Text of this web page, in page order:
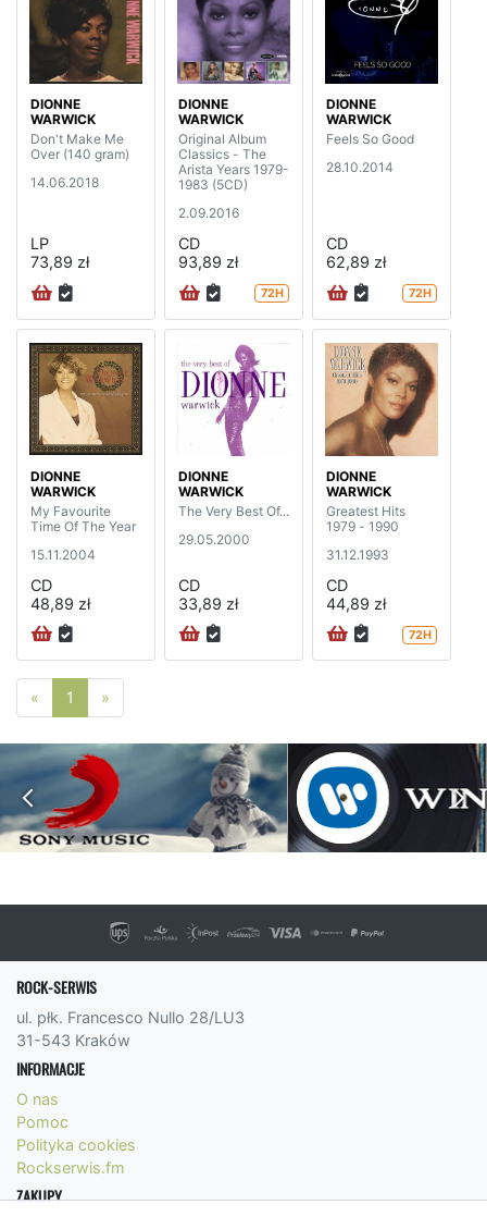
DIONNE
WARWICK
Don't Make Me
Over (140 gram)
14.06.2018
LP
73,89 zł
DIONNE
WARWICK
Original Album
Classics - The
Arista Years 1979-
1983 (5CD)
2.09.2016
CD
93,89 zł
72H
DIONNE
WARWICK
Feels So Good
28.10.2014
CD
62,89 zł
72H
DIONNE
WARWICK
My Favourite
Time Of The Year
15.11.2004
CD
48,89 zł
DIONNE
WARWICK
The Very Best Of...
29.05.2000
CD
33,89 zł
DIONNE
WARWICK
Greatest Hits
1979 - 1990
31.12.1993
CD
44,89 zł
72H
« Poprzednia strona
1 »
ROCK-SERWIS
ul. płk. Francesco Nullo 28/LU3
31-543 Kraków
INFORMACJE
O nas
Pomoc
Polityka cookies
Rockserwis.fm
ZAKUPY